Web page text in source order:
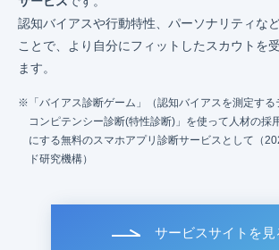
認知バイアスや行動特性、パーソナリティな
ことで、より自分にフィットしたスカウトを
ます。
「バイアス診断ゲーム」（認知バイアスを測定す
コンピテンシー診断(特性診断)」を使って人材の採
にする無料のスマホアプリ診断サービスとして（
ド研究機構）
サービスサイトを見